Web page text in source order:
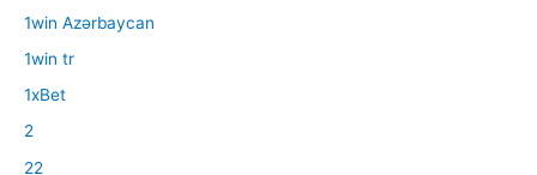
1win Azərbaycan
1win tr
1xBet
2
22